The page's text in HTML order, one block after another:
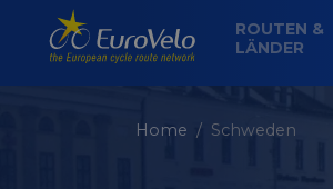
ROUTEN &
LÄNDER
Home Schweden